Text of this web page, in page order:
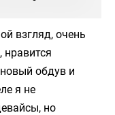
взгляд, очень
нравится
обдув и
я не
но